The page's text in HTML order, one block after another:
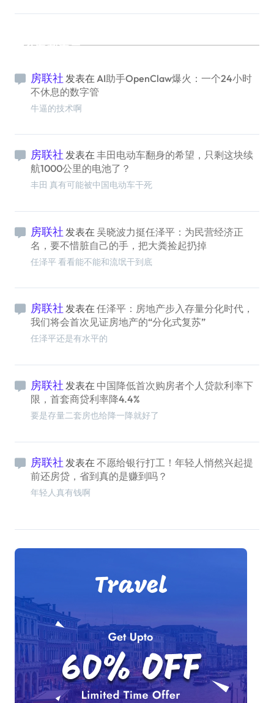
最新留言
房联社 发表在 AI助手OpenClaw爆火：一个24小时
不休息的数字管
牛逼的技术啊
房联社 发表在 丰田电动车翻身的希望，只剩这块续
航1000公里的电池了？
丰田 真有可能被中国电动车干死
房联社 发表在 吴晓波力挺任泽平：为民营经济正
名，要不惜脏自己的手，把大粪捡起扔掉
任泽平 看看能不能和流氓干到底
房联社 发表在 任泽平：房地产步入存量分化时代，
我们将会首次见证房地产的“分化式复苏”
任泽平还是有水平的
房联社 发表在 中国降低首次购房者个人贷款利率下
限，首套商贷利率降4.4%
要是存量二套房也给降一降就好了
房联社 发表在 不愿给银行打工！年轻人悄然兴起提
前还房贷，省到真的是赚到吗？
年轻人真有钱啊